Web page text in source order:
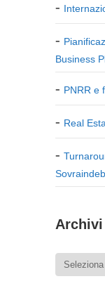
Business
PNRR e
Real
Archivi